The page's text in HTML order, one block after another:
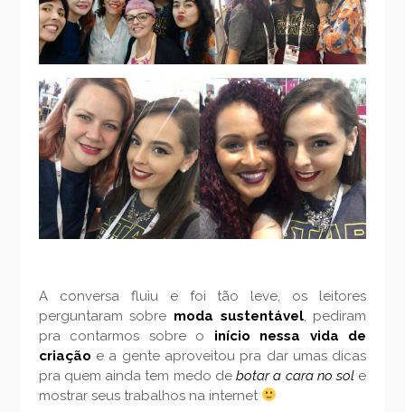
A conversa fluiu e foi tão leve, os leitores
perguntaram sobre moda sustentável, pediram
pra contarmos sobre o início nessa vida de
criação e a gente aproveitou pra dar umas dicas
pra quem ainda tem medo debotar a cara no sol e
mostrar seus trabalhos na internet